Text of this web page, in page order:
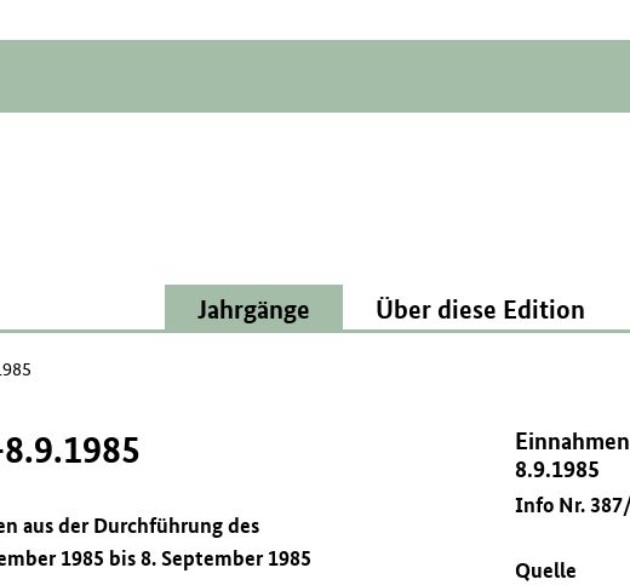
Jahrgänge Über diese Edition
8.9.1985
Info Nr.
Quelle
aus der Durchführung des
1985 bis 8. September 1985